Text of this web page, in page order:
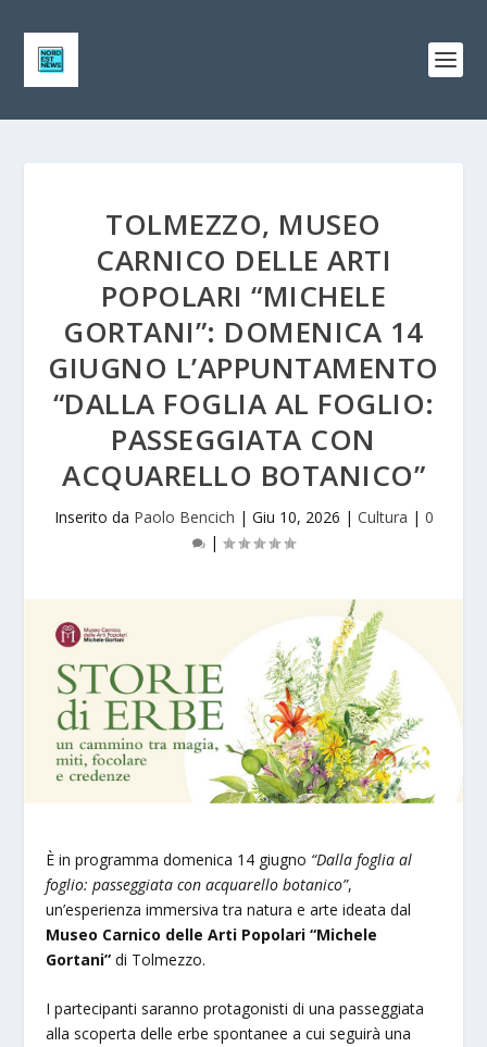
TOLMEZZO, MUSEO
CARNICO DELLE ARTI
POPOLARI “MICHELE
GORTANI”: DOMENICA 14
GIUGNO L’APPUNTAMENTO
“DALLA FOGLIA AL FOGLIO:
PASSEGGIATA CON
ACQUARELLO BOTANICO”
Inserito da Paolo Bencich | Giu 10, 2026 | Cultura | 0
|
È in programma domenica 14 giugno “Dalla foglia al
foglio: passeggiata con acquarello botanico”,
un’esperienza immersiva tra natura e arte ideata dal
Museo Carnico delle Arti Popolari “Michele
Gortani” di Tolmezzo.
I partecipanti saranno protagonisti di una passeggiata
alla scoperta delle erbe spontanee a cui seguirà una